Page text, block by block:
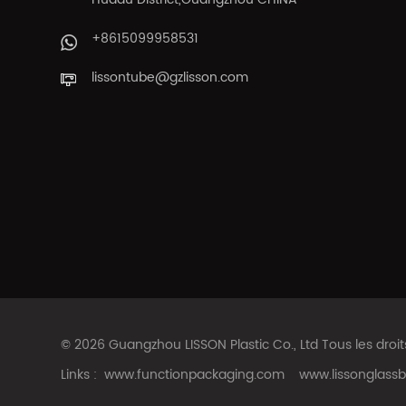
+8615099958531
lissontube@gzlisson.com
© 2026 Guangzhou LISSON Plastic Co., Ltd Tous les
Links : www.functionpackaging.com